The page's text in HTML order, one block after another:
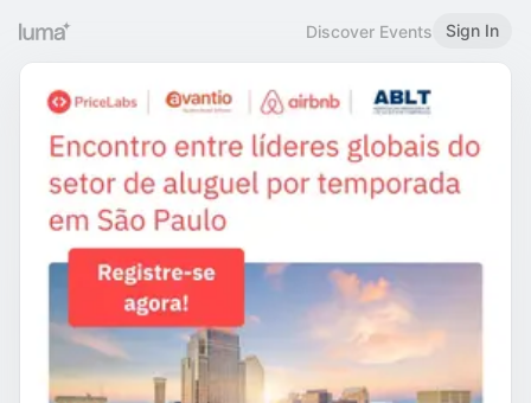
Discover Events Sign In